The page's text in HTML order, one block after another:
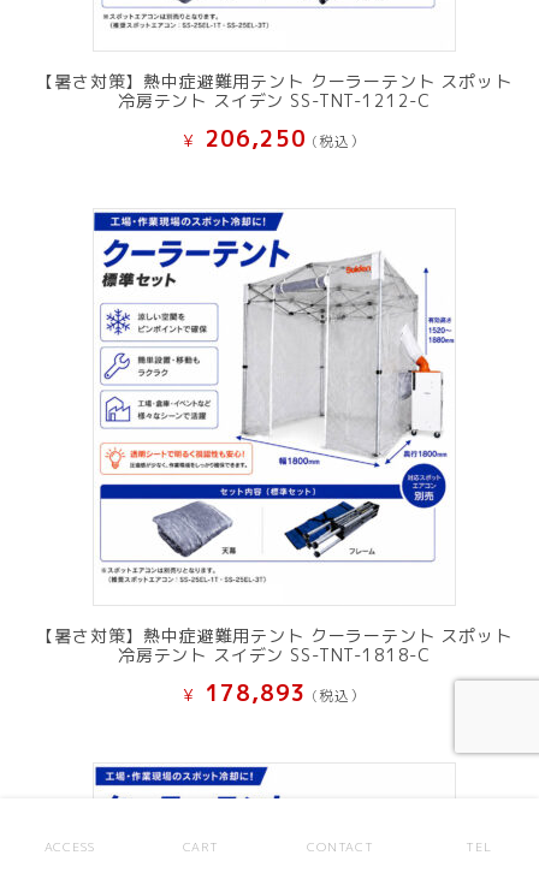
【暑さ対策】熱中症避難用テント クーラーテント スポット
冷房テント スイデン SS-TNT-1212-C
¥ 206,250 (税込）
【暑さ対策】熱中症避難用テント クーラーテント スポット
冷房テント スイデン SS-TNT-1818-C
¥ 178,893 (税込）
ACCESS CART CONTACT TEL